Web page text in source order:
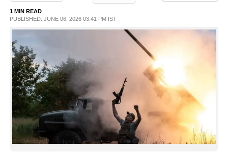
LIFESTYLE
SPIRITUAL
INFO+
ART
ASTRO
1 MIN READ
PUBLISHED: JUNE 06, 2026 03:41 PM IST